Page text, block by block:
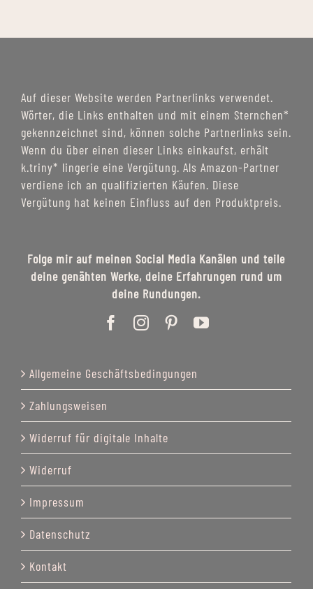
Auf dieser Website werden Partnerlinks verwendet.
Wörter, die Links enthalten und mit einem Sternchen*
gekennzeichnet sind, können solche Partnerlinks sein.
Wenn du über einen dieser Links einkaufst, erhält
k.triny* lingerie eine Vergütung. Als Amazon-Partner
verdiene ich an qualifizierten Käufen. Diese
Vergütung hat keinen Einfluss auf den Produktpreis.
Folge mir auf meinen Social Media Kanälen und teile
deine genähten Werke, deine Erfahrungen rund um
deine Rundungen.
Allgemeine Geschäftsbedingungen
Zahlungsweisen
Widerruf für digitale Inhalte
Widerruf
Impressum
Datenschutz
Kontakt